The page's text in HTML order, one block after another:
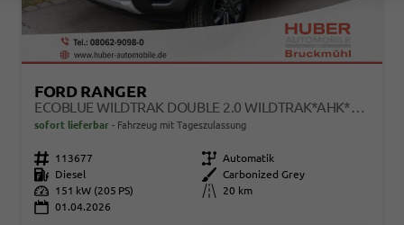
FORD RANGER
ECOBLUE WILDTRAK DOUBLE 2.0 WILDTRAK*AHK*NAVI*LED*PDC*KAMERA*TEMPOMAT*SHZ*KLIMA
sofort lieferbar Fahrzeug mit Tageszulassung
Fahrzeugnr. 113677 Getriebe Automatik
Kraftstoff
Diesel Außenfarbe
Carbonized Grey
Leistung
151 kW (205 PS) Kilometerstand
20 km
01.04.2026